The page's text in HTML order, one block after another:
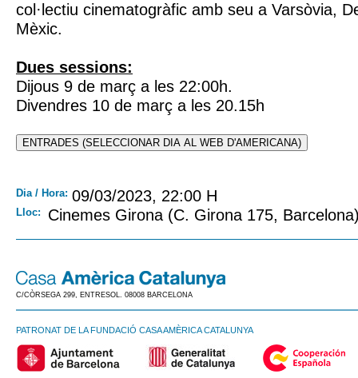
col·lectiu cinematogràfic amb seu a Varsòvia,
Mèxic.
Dues sessions:
Dijous 9 de març a les 22:00h.
Divendres 10 de març a les 20.15h
ENTRADES (SELECCIONAR DIA AL WEB D'AMERICANA)
Dia / Hora: 09/03/2023, 22:00 H
Lloc: Cinemes Girona (C. Girona 175,
C/CÒRSEGA 299, ENTRESOL. 08008 BARCELONA
PATRONAT DE LA FUNDACIÓ CASA AMÈRICA CATALUNYA